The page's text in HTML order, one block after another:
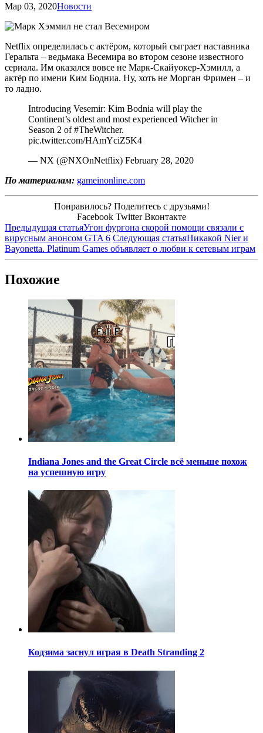
Мар 03, 2020Новости
Netflix определилась с актёром, который сыграет наставника
Геральта – ведьмака Весемира во втором сезоне известного
сериала. Им оказался вовсе не Марк-Скайуокер-Хэмилл, а
актёр по имени Ким Бодниа. Ну, хоть не Морган Фримен – и
то ладно.
Introducing Vesemir: Kim Bodnia will play the
Continent’s oldest and most experienced Witcher in
Season 2 of #TheWitcher.
pic.twitter.com/HAmYciZ5K4
— NX (@NXOnNetflix) February 28, 2020
По материалам: gameinonline.com
Понравилось? Поделитесь с друзьями!
Facebook Twitter Вконтакте
Предыдущая статьяУгон фургона скорой помощи связали с
вирусным анонсом GTA 6 Следующая статьяНикакой Nier и
Bayonetta. Platinum Games объявляет о любви к сетевым играм
Похожие
Indiana Jones and the Great Circle всё меньше похож
на успешную игру
Кодзима заснул играя в Death Stranding 2